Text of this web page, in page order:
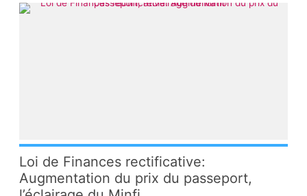
Loi de Finances rectificative:
Augmentation du prix du passeport,